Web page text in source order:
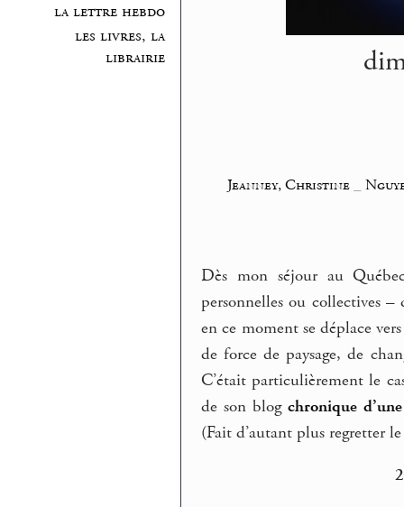
la lettre hebdo
les livres, la
librairie
Jeanney, Christine
Dès mon séjour au
personnelles ou collectives
en ce moment se déplace
de force de paysage, de
C’était particulièrement le
de son blog chronique
(Fait d’autant plus regretter